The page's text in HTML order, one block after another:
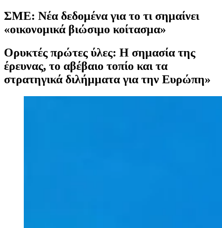
ΣΜΕ: Νέα δεδομένα για το τι σημαίνει
«οικονομικά βιώσιμο κοίτασμα»
Ορυκτές πρώτες ύλες: Η σημασία της
έρευνας, το αβέβαιο τοπίο και τα
στρατηγικά διλήμματα για την Ευρώπη»